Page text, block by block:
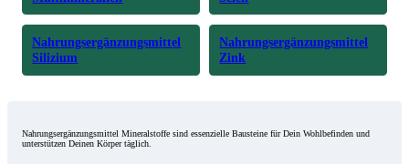
Nahrungsergänzungsmittel
Silizium
Nahrungsergänzungsmittel
Zink
Nahrungsergänzungsmittel Mineralstoffe sind essenzielle Bausteine für Dein Wohlbefinden und
unterstützen Deinen Körper täglich.